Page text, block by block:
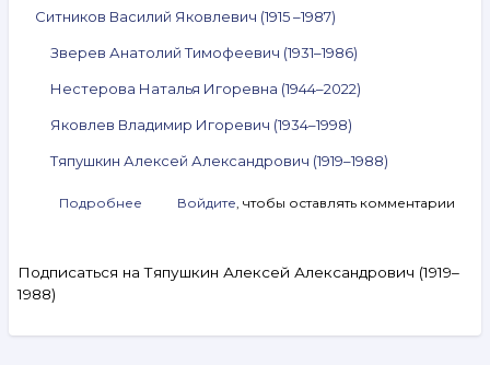
Ситников Василий Яковлевич (1915 –1987)
Зверев Анатолий Тимофеевич (1931–1986)
Нестерова Наталья Игоревна (1944–2022)
Яковлев Владимир Игоревич (1934–1998)
Тяпушкин Алексей Александрович (1919–1988)
Подробнее
№ 323.
Нестерова,
Войдите , чтобы оставлять комментарии
Подписаться на Тяпушкин Алексей Александрович (1919–
1988)